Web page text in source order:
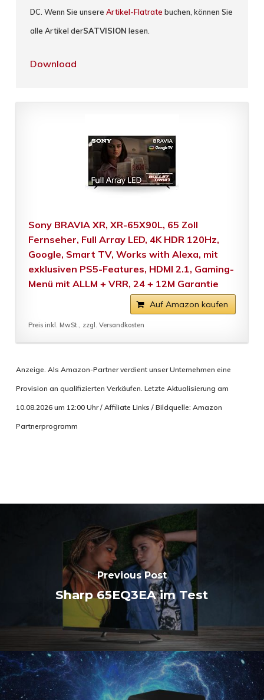
DC. Wenn Sie unsereArtikel-Flatrate buchen, können Sie
alle Artikel derSATVISION lesen.
Download
Sony BRAVIA XR, XR-65X90L, 65 Zoll
Fernseher, Full Array LED, 4K HDR 120Hz,
Google, Smart TV, Works with Alexa, mit
exklusiven PS5-Features, HDMI 2.1, Gaming-
Menü mit ALLM + VRR, 24 + 12M Garantie
Auf Amazon kaufen
Preis inkl. MwSt., zzgl. Versandkosten
Anzeige. Als Amazon-Partner verdient unser Unternehmen eine
Provision an qualifizierten Verkäufen. Letzte Aktualisierung am
10.08.2026 um 12:00 Uhr / Affiliate Links / Bildquelle: Amazon
Partnerprogramm
Previous Post
Sharp 65EQ3EA im Test